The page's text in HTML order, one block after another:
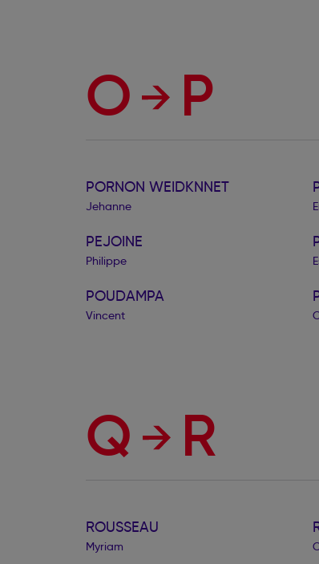
O P
PORNON WEIDKNNET
Jehanne
PEJOINE
Philippe
POUDAMPA
Vincent
Q R
ROUSSEAU
Myriam